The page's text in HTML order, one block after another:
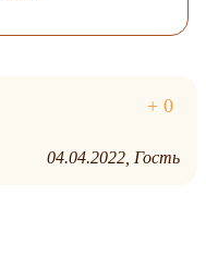
04.04.2022 Гость